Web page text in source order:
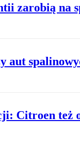
zarobią na
aut
Citroen też